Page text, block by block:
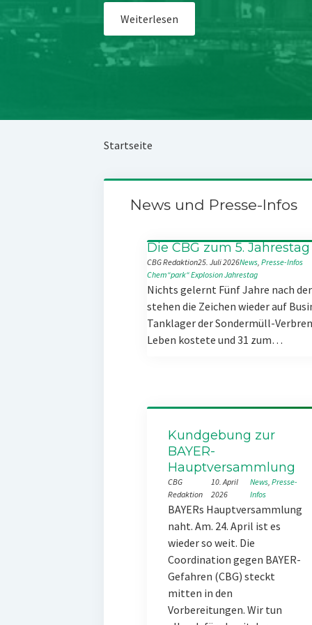
Weiterlesen
Startseite
News und Presse-Infos
Die CBG zum 5.
CBG Redaktion25. Juli 2026News, Presse-Infos
Chem“park“ExplosionJahrestag
Nichts gelernt Fünf Jahre nach
stehen die Zeichen wieder auf
Tanklager der Sondermüll-
Leben kostete und 31 zum…
Kundgebung zur
BAYER-
Hauptversammlung
CBG
Redaktion
10. April
2026
News, Presse-
Infos
BAYERs Hauptversammlung
naht. Am. 24. April ist es
wieder so weit. Die
Coordination gegen BAYER-
Gefahren (CBG) steckt
mitten in den
Vorbereitungen. Wir tun